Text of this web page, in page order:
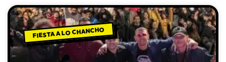
FIESTA A LO CHANCHO